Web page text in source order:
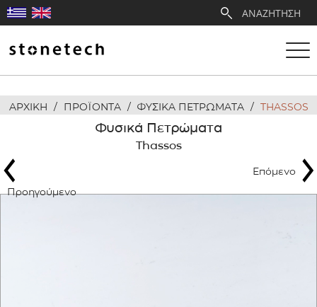
Η ΕΤΑΙΡΕΙΑ
ΛΑΤΟΜΕΙΑ
ΑΡΧΙΚΗ / ΠΡΟΪΟΝΤΑ / ΦΥΣΙΚΑ ΠΕΤΡΩΜΑΤΑ / THASSOS
Φυσικά Πετρώματα
Thassos
Προηγούμενο
Επόμενο